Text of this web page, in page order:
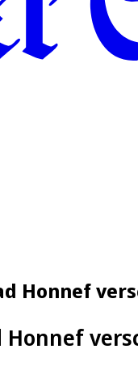
Honnef
Honnef